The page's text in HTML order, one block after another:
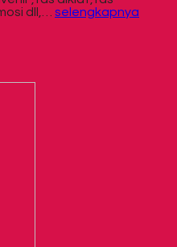
dll,… selengkapnya